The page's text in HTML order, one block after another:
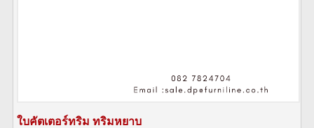
ใบคัตเตอร์ทริม ทริมหยาบ